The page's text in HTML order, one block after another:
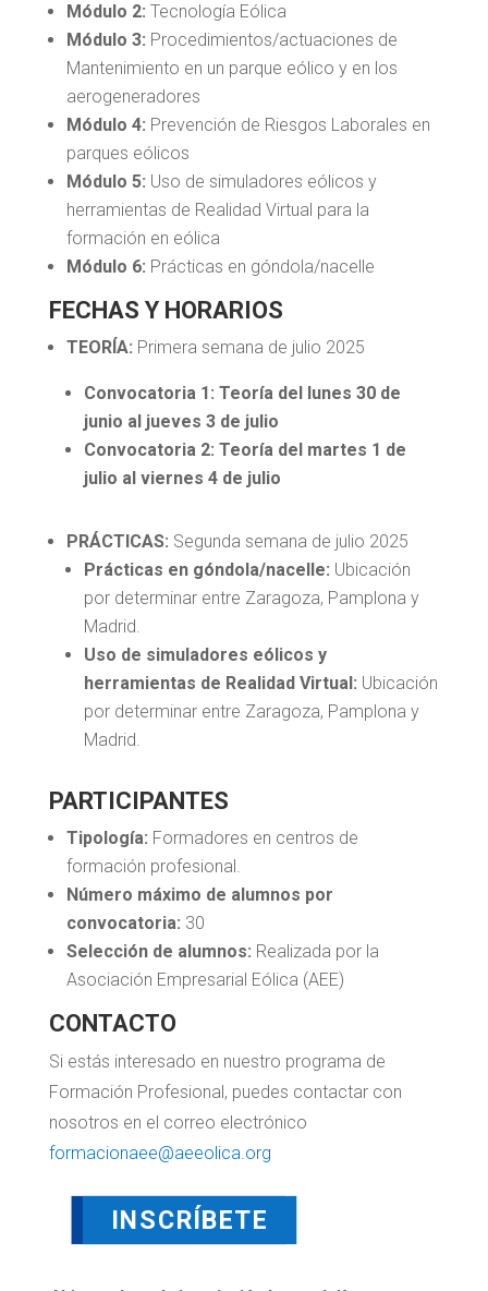
Módulo 2: Tecnología Eólica
Módulo 3: Procedimientos/actuaciones de
Mantenimiento en un parque eólico y en los
aerogeneradores
Módulo 4: Prevención de Riesgos Laborales en
parques eólicos
Módulo 5: Uso de simuladores eólicos y
herramientas de Realidad Virtual para la
formación en eólica
Módulo 6: Prácticas en góndola/nacelle
FECHAS Y HORARIOS
TEORÍA: Primera semana de julio 2025
Convocatoria 1: Teoría del lunes 30 de
junio al jueves 3 de julio
Convocatoria 2: Teoría del martes 1 de
julio al viernes 4 de julio
PRÁCTICAS: Segunda semana de julio 2025
Prácticas en góndola/nacelle: Ubicación
por determinar entre Zaragoza, Pamplona y
Madrid.
Uso de simuladores eólicos y
herramientas de Realidad Virtual: Ubicación
por determinar entre Zaragoza, Pamplona y
Madrid.
PARTICIPANTES
Tipología: Formadores en centros de
formación profesional.
Número máximo de alumnos por
convocatoria: 30
Selección de alumnos: Realizada por la
Asociación Empresarial Eólica (AEE)
CONTACTO
Si estás interesado en nuestro programa de
Formación Profesional, puedes contactar con
nosotros en el correo electrónico
formacionaee@aeeolica.org
INSCRÍBETE